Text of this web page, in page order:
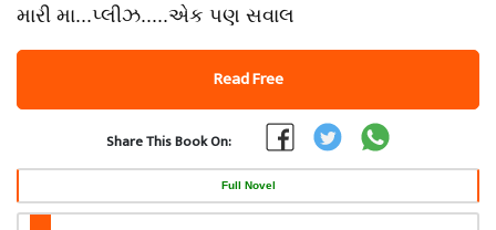
મારી મા...પ્લીઝ.....એક પણ સવાલ
Read Free
Share This Book On:
Full Novel